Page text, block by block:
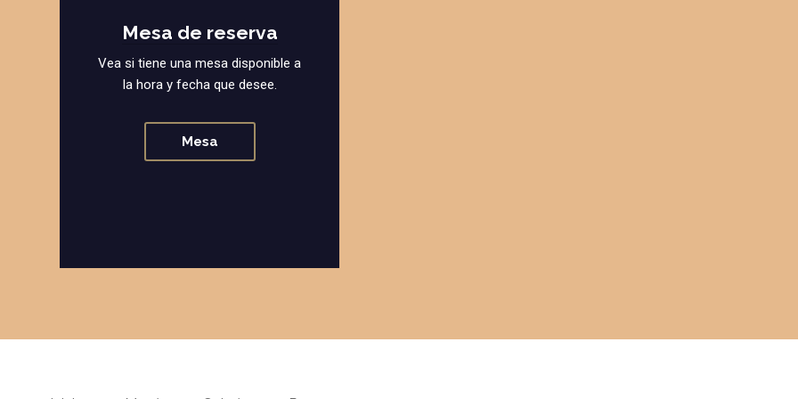
Mesa de reserva
Vea si tiene una mesa disponible a
la hora y fecha que desee.
Mesa